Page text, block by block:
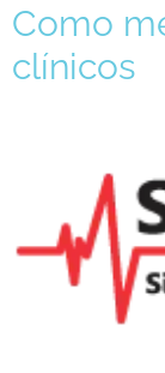
Como
clínicos